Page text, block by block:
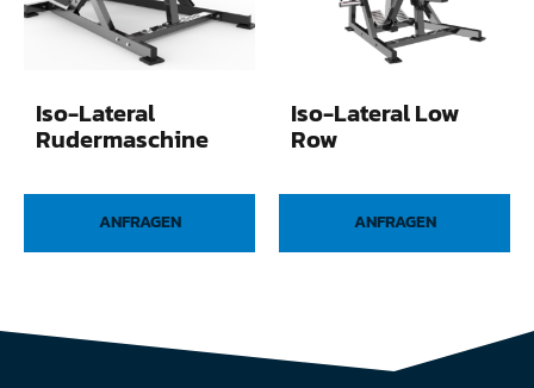
Iso-Lateral
Rudermaschine
ANFRAGEN
Iso-Lateral Low
Row
ANFRAGEN